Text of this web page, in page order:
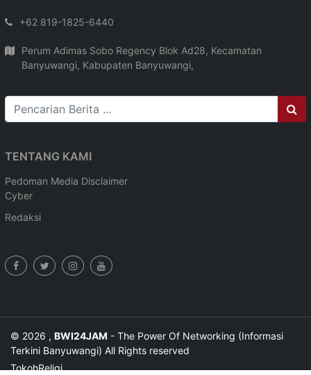
+62 819-1825-6440
Perum Adimas Sobo Regency Blok Ad28, Kecamatan
Banyuwangi, Kabupaten Banyuwangi,
TENTANG KAMI
Pedoman Media
Cyber
Disclaimer
Redaksi
© 2026 , BWI24JAM - The Power Of Networking (Informasi
Terkini Banyuwangi) All Rights reserved
TokohReligi